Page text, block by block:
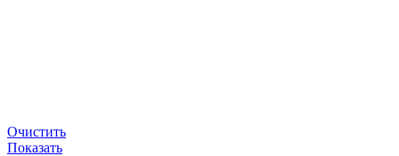
Очистить
Показать